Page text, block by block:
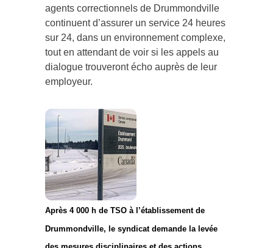
agents correctionnels de Drummondville
continuent d’assurer un service 24 heures
sur 24, dans un environnement complexe,
tout en attendant de voir si les appels au
dialogue trouveront écho auprès de leur
employeur.
Après 4 000 h de TSO à l’établissement de
Drummondville, le syndicat demande la levée